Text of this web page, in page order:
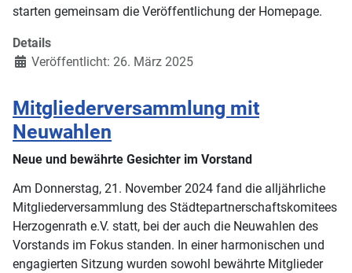
starten gemeinsam die Veröffentlichung der Homepage.
Details
Veröffentlicht: 26. März 2025
Mitgliederversammlung mit
Neuwahlen
Neue und bewährte Gesichter im Vorstand
Am Donnerstag, 21. November 2024 fand die alljährliche
Mitgliederversammlung des Städtepartnerschaftskomitees
Herzogenrath e.V. statt, bei der auch die Neuwahlen des
Vorstands im Fokus standen. In einer harmonischen und
engagierten Sitzung wurden sowohl bewährte Mitglieder